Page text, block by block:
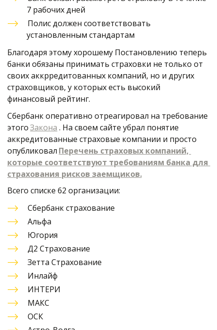
7 рабочих дней
Полис должен соответствовать
установленным стандартам
Благодаря этому хорошему Постановлению теперь
банки обязаны принимать страховки не только от
своих аккрредитованных компаний, но и других
страховщиков, у которых есть высокий
финансовый рейтинг.
Сбербанк оперативно отреагировал на требование
этого Закона . На своем сайте убрал понятие
аккредитованные страховые компании и просто
опубликовал Перечень страховых компаний,
которые соответствуют требованиям банка для
страхования рисков заемщиков.
Всего списке 62 организации:
Сбербанк страхование
Альфа
Югория
Д2 Страхование
Зетта Страхование
Инлайф
ИНТЕРИ
МАКС
ОСК